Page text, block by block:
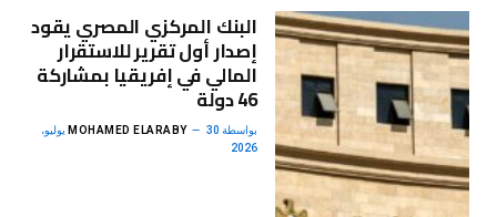
البنك المركزي المصري يقود
إصدار أول تقرير للاستقرار
المالي في إفريقيا بمشاركة
46 دولة
بواسطة MOHAMED ELARABY 30 يوليو،
2026